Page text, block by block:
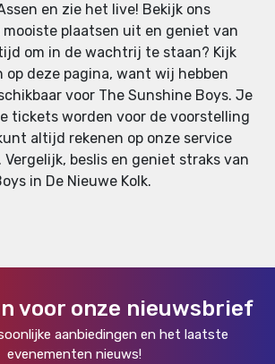
en zie het live! Bekijk ons
mooiste plaatsen uit en geniet van
om in de wachtrij te staan? Kijk
op deze pagina, want wij hebben
voor The Sunshine Boys. Je
tickets worden voor de voorstelling
altijd rekenen op onze service
beslis en geniet straks van
in De Nieuwe Kolk.
voor onze nieuwsbrief
aanbiedingen en het laatste
evenementen nieuws!